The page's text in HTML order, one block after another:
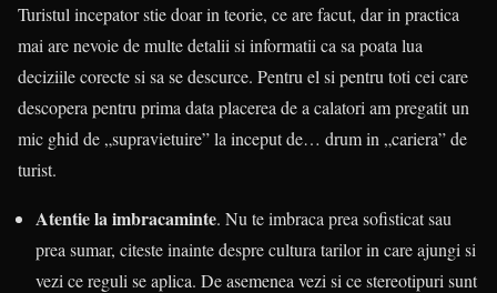
Turistul incepator stie doar in teorie, ce are facut, dar in practica
mai are nevoie de multe detalii si informatii ca sa poata lua
deciziile corecte si sa se descurce. Pentru el si pentru toti cei care
descopera pentru prima data placerea de a calatori am pregatit un
mic ghid de „supravietuire” la inceput de… drum in „cariera” de
turist.
Atentie la imbracaminte. Nu te imbraca prea sofisticat sau
prea sumar, citeste inainte despre cultura tarilor in care ajungi si
vezi ce reguli se aplica. De asemenea vezi si ce stereotipuri sunt